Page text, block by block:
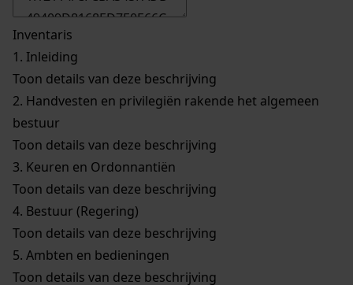
Inventaris
1. Inleiding
Toon details van deze beschrijving
2. Handvesten en privilegiën rakende het algemeen
bestuur
Toon details van deze beschrijving
3. Keuren en Ordonnantiën
Toon details van deze beschrijving
4. Bestuur (Regering)
Toon details van deze beschrijving
5. Ambten en bedieningen
Toon details van deze beschrijving